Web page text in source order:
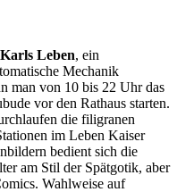
Karls Leben, ein
Mechanik
man von 10 bis 22 Uhr das
vor den Rathaus starten.
die filigranen
im Leben Kaiser
bedient sich die
am Stil der Spätgotik, aber
Wahlweise auf